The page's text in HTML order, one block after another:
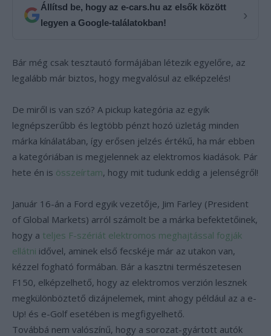
Állítsd be, hogy az e-cars.hu az elsők között
legyen a Google-találatokban!
›
Bár még csak tesztautó formájában létezik egyelőre, az
legalább már biztos, hogy megvalósul az elképzelés!
De miről is van szó? A pickup kategória az egyik
legnépszerűbb és legtöbb pénzt hozó üzletág minden
márka kínálatában, így erősen jelzés értékű, ha már ebben
a kategóriában is megjelennek az elektromos kiadások. Pár
hete én is összeírtam, hogy mit tudunk eddig a jelenségről!
Január 16-án a Ford egyik vezetője, Jim Farley (President
of Global Markets) arról számolt be a márka befektetőinek,
hogy a teljes F-szériát elektromos meghajtással fogják
ellátni idővel, aminek első fecskéje már az utakon van,
kézzel fogható formában. Bár a kasztni természetesen
F150, elképzelhető, hogy az elektromos verzión lesznek
megkülönböztető dizájnelemek, mint ahogy például az a e-
Up! és e-Golf esetében is megfigyelhető.
Továbbá nem valószínű, hogy a sorozat-gyártott autók